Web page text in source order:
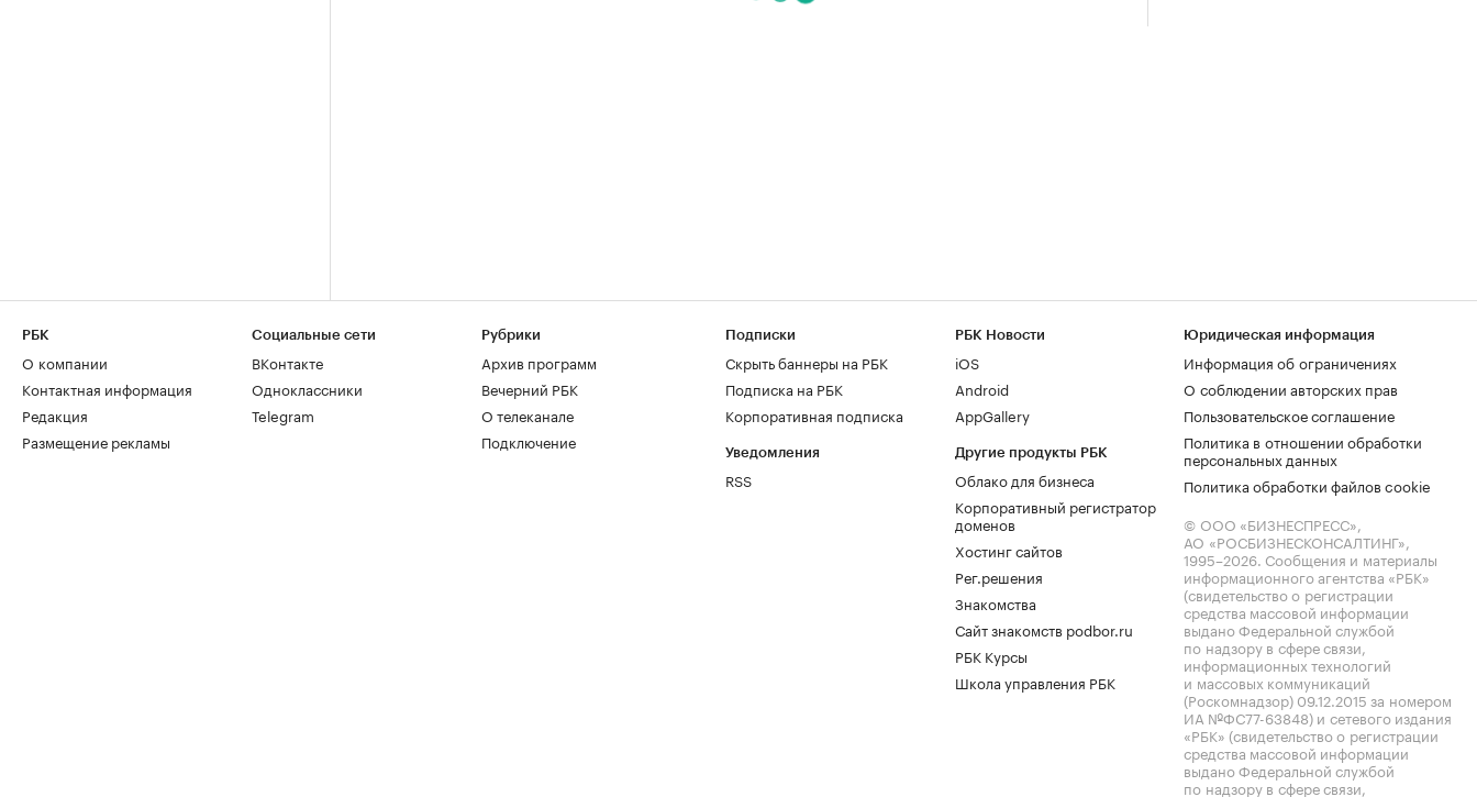
РБК
О компании
Контактная информация
Редакция
Размещение рекламы
Социальные сети
ВКонтакте
Одноклассники
Telegram
Рубрики
Архив программ
Вечерний РБК
О телеканале
Подключение
Подписки
Скрыть баннеры на РБК
Подписка на РБК
Корпоративная подписка
Уведомления
RSS
РБК Новости
iOS
Android
AppGallery
Другие продукты РБК
Облако для бизнеса
Корпоративный регистратор
доменов
Хостинг сайтов
Рег.решения
Знакомства
Сайт знакомств podbor.ru
РБК Курсы
Школа управления РБК
Юридическая информация
Информация об ограничениях
О соблюдении авторских прав
Пользовательское соглашение
Политика в отношении обработки
персональных данных
Политика обработки файлов cookie
© ООО «БИЗНЕСПРЕСС»,
АО «РОСБИЗНЕСКОНСАЛТИНГ»,
1995–2026. Сообщения и материалы
информационного агентства «РБК»
(свидетельство о регистрации
средства массовой информации
выдано Федеральной службой
по надзору в сфере связи,
информационных технологий
и массовых коммуникаций
(Роскомнадзор) 09.12.2015 за номером
ИА №ФС77-63848) и сетевого издания
«РБК» (свидетельство о регистрации
средства массовой информации
выдано Федеральной службой
по надзору в сфере связи,